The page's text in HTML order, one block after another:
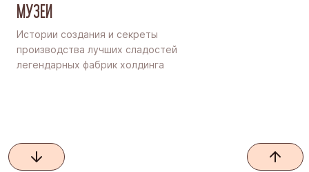
МУЗЕИ
Истории создания и секреты
производства лучших сладостей
легендарных фабрик холдинга